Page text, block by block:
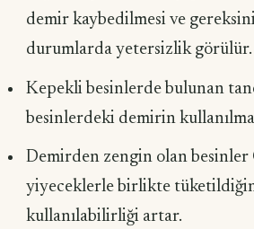
demir kaybedilmesi ve
durumlar­da yetersizlik görülür.
Kepekli besinlerde bulunan
besinlerdeki demirin
Demirden zengin olan
yiyeceklerle birlikte
kullanılabilirliği artar.